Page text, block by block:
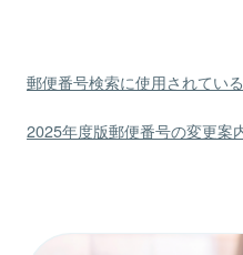
郵便番号検索に使用されてい
2025年度版郵便番号の変更案